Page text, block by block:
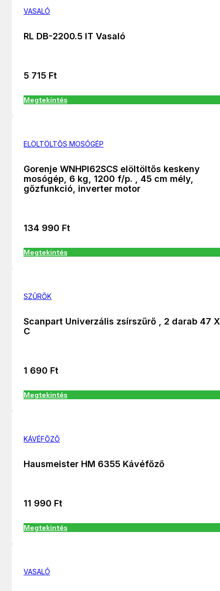
VASALÓ
RL DB-2200.5 IT Vasaló
5 715 Ft
Megtekintés
ELÖLTÖLTŐS MOSÓGÉP
Gorenje WNHPI62SCS elöltöltős keskeny
mosógép, 6 kg, 1200 f/p. , 45 cm mély,
gőzfunkció, inverter motor
134 990 Ft
Megtekintés
SZŰRŐK
Scanpart Univerzális zsírszűrő , 2 darab 47
C
1 690 Ft
Megtekintés
KÁVÉFŐZŐ
Hausmeister HM 6355 Kávéfőző
11 990 Ft
Megtekintés
VASALÓ